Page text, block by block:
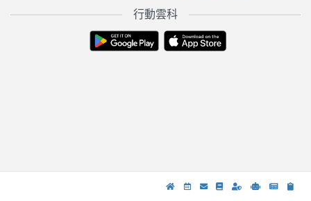
行動雲科